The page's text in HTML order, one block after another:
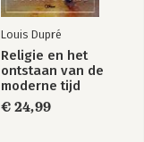
Louis Dupré
Religie en het
ontstaan van de
moderne tijd
€ 24,99